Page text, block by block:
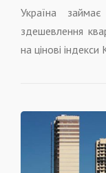
Україна
здешевлення
на цінові